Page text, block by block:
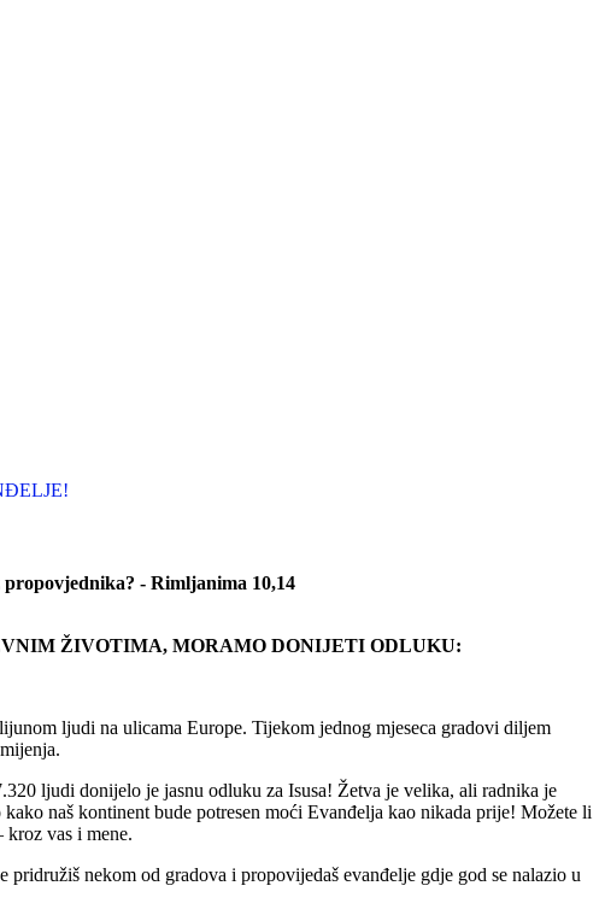
propovjednika? - Rimljanima 10,14
ŽIVOTIMA, MORAMO DONIJETI ODLUKU:
ljudi na ulicama Europe. Tijekom jednog mjeseca gradovi diljem
ljudi donijelo je jasnu odluku za Isusa! Žetva je velika, ali radnika je
naš kontinent bude potresen moći Evanđelja kao nikada prije! Možete li
vas i mene.
nekom od gradova i propovijedaš evanđelje gdje god se nalazio u